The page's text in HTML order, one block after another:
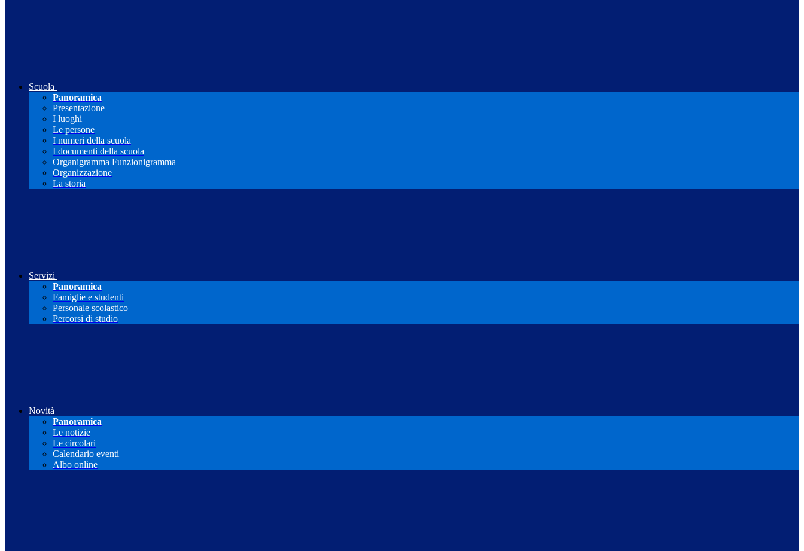
Scuola
Panoramica
Presentazione
I luoghi
Le persone
I numeri della scuola
I documenti della scuola
Organigramma Funzionigramma
Organizzazione
La storia
Servizi
Panoramica
Famiglie e studenti
Personale scolastico
Percorsi di studio
Novità
Panoramica
Le notizie
Le circolari
Calendario eventi
Albo online